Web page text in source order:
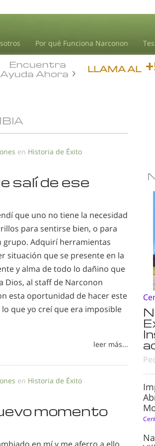
Por qué Funciona Narconon
LLAMA AL
Encuentra
Ayuda Ahora
en Historia de Éxito
salí de ese
que uno no tiene la necesidad
para sentirse bien, o para
grupo. Adquirí herramientas
situación que se presente en la
y alma de todo lo dañino que
Dios, al staff de Narconon
esta oportunidad de hacer este
que yo creí que era imposible
leer más...
en Historia de Éxito
momento